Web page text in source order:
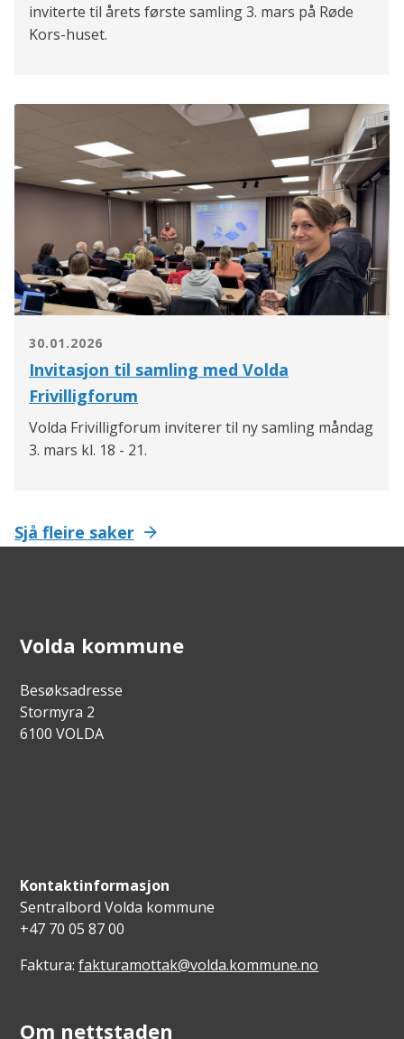
inviterte til årets første samling 3. mars på Røde
Kors-huset.
30.01.2026
Invitasjon til samling med Volda
Frivilligforum
Volda Frivilligforum inviterer til ny samling måndag
3. mars kl. 18 - 21.
Sjå fleire saker
Volda kommune
Besøksadresse
Stormyra 2
6100 VOLDA
Kontaktinformasjon
Sentralbord Volda kommune
+47 70 05 87 00
Faktura:fakturamottak@volda.kommune.no
Om nettstaden